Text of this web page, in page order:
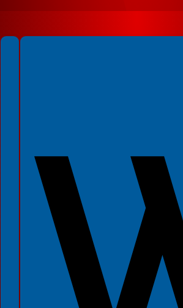
Spełniamy standardy WCAG 2.2
Spełniamy standardy W3C